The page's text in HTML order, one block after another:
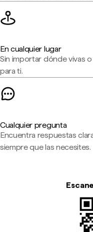
En cualquier lugar
Sin importar dónde vivas
para ti.
Cualquier pregunta
Encuentra respuestas
siempre que las necesites.